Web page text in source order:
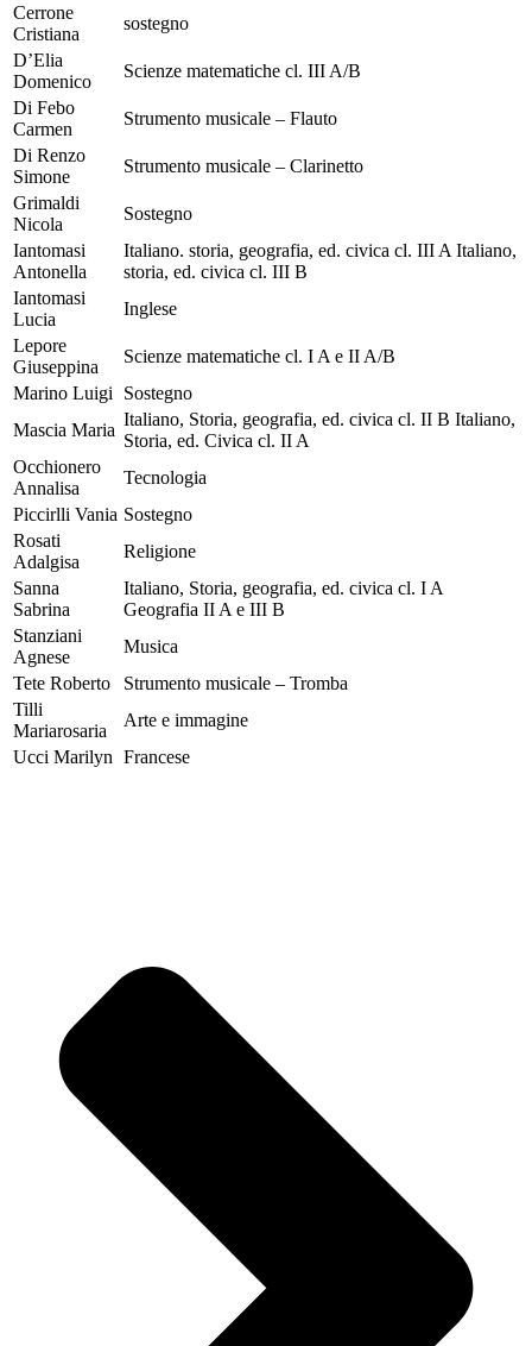
Cerrone
Cristiana
sostegno
D’Elia
Domenico
Scienze matematiche cl. III A/B
Di Febo
Carmen
Strumento musicale – Flauto
Di Renzo
Simone
Strumento musicale – Clarinetto
Grimaldi
Nicola
Sostegno
Iantomasi
Antonella
Italiano. storia, geografia, ed. civica cl. III A Italiano,
storia, ed. civica cl. III B
Iantomasi
Lucia
Inglese
Lepore
Giuseppina
Scienze matematiche cl. I A e II A/B
Marino Luigi
Sostegno
Mascia Maria
Italiano, Storia, geografia, ed. civica cl. II B Italiano,
Storia, ed. Civica cl. II A
Occhionero
Annalisa
Tecnologia
Piccirlli Vania Sostegno
Rosati
Adalgisa
Religione
Sanna
Sabrina
Italiano, Storia, geografia, ed. civica cl. I A
Geografia II A e III B
Stanziani
Agnese
Musica
Tete Roberto
Strumento musicale – Tromba
Tilli
Mariarosaria
Arte e immagine
Ucci Marilyn Francese